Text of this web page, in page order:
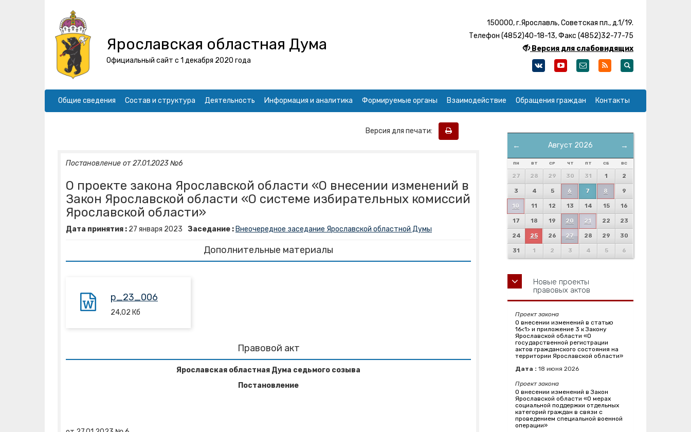
Ярославская областная Дума
Официальный сайт с 1 декабря 2020 года
150000, г.Ярославль, Советская пл., д.1/19.
Телефон (4852)40-18-13, Факс (4852)32-77-75
Версия для слабовидящих
Общие сведения Состав и структура Деятельность Информация и аналитика Формируемые органы Взаимодействие Обращения граждан Контакты
Версия для печати:
Постановление от 27.01.2023 №6
О проекте закона Ярославской области «О внесении изменений в
Закон Ярославской области «О системе избирательных комиссий
Ярославской области»
Дата принятия : 27 января 2023 Заседание : Внеочередное заседание Ярославской областной Думы
Дополнительные материалы
p_23_006
24,02 Кб
Правовой акт
Ярославская областная Дума седьмого созыва
Постановление
← →
Август 2026
ПН ВТ СР ЧТ ПТ СБ ВС
27 28 29 30 31 1 2
3 4 5 6 7 8 9
10 11 12 13 14 15 16
17 18 19 20 21 22 23
24 25 26 27 28 29 30
31 1 2 3 4 5 6
Новые проекты
правовых актов
Проект закона
О внесении изменений в статью
16<1> и приложение 3 к Закону
Ярославской области «О
государственной регистрации
актов гражданского состояния на
территории Ярославской области»
Дата : 18 июня 2026
Проект закона
О внесении изменений в Закон
Ярославской области «О мерах
социальной поддержки отдельных
категорий граждан в связи с
проведением специальной военной
операции»